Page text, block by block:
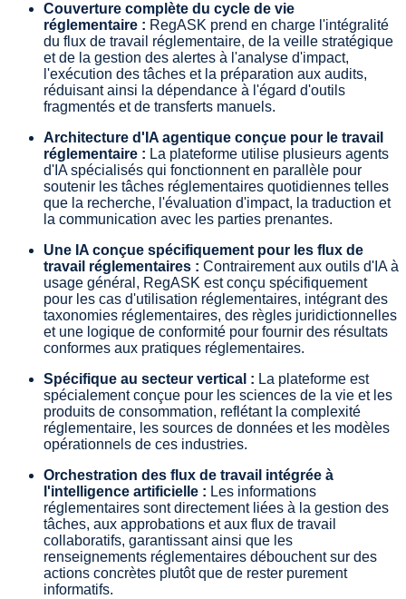
Couverture complète du cycle de vie
réglementaire : RegASK prend en charge l'intégralité
du flux de travail réglementaire, de la veille stratégique
et de la gestion des alertes à l'analyse d'impact,
l'exécution des tâches et la préparation aux audits,
réduisant ainsi la dépendance à l'égard d'outils
fragmentés et de transferts manuels.
Architecture d'IA agentique conçue pour le travail
réglementaire : La plateforme utilise plusieurs agents
d'IA spécialisés qui fonctionnent en parallèle pour
soutenir les tâches réglementaires quotidiennes telles
que la recherche, l'évaluation d'impact, la traduction et
la communication avec les parties prenantes.
Une IA conçue spécifiquement pour les flux de
travail réglementaires : Contrairement aux outils d'IA à
usage général, RegASK est conçu spécifiquement
pour les cas d'utilisation réglementaires, intégrant des
taxonomies réglementaires, des règles juridictionnelles
et une logique de conformité pour fournir des résultats
conformes aux pratiques réglementaires.
Spécifique au secteur vertical : La plateforme est
spécialement conçue pour les sciences de la vie et les
produits de consommation, reflétant la complexité
réglementaire, les sources de données et les modèles
opérationnels de ces industries.
Orchestration des flux de travail intégrée à
l'intelligence artificielle : Les informations
réglementaires sont directement liées à la gestion des
tâches, aux approbations et aux flux de travail
collaboratifs, garantissant ainsi que les
renseignements réglementaires débouchent sur des
actions concrètes plutôt que de rester purement
informatifs.